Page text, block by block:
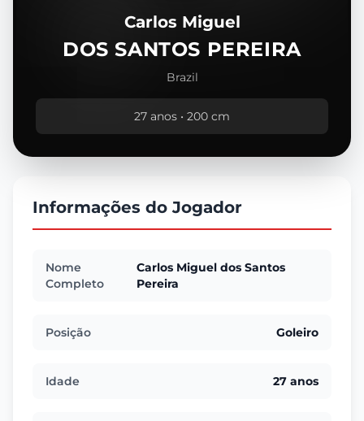
Carlos Miguel
DOS SANTOS PEREIRA
Brazil
27 anos • 200 cm
Informações do Jogador
Nome
Completo
Carlos Miguel dos Santos
Pereira
Posição Goleiro
Idade 27 anos